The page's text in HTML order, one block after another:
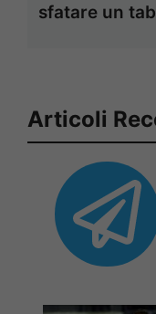
sfatare un
Articoli